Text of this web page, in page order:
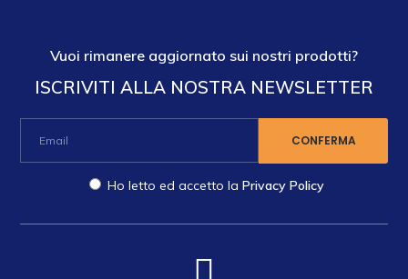
Vuoi rimanere aggiornato sui nostri prodotti?
ISCRIVITI ALLA NOSTRA NEWSLETTER
Ho letto ed accetto la Privacy Policy